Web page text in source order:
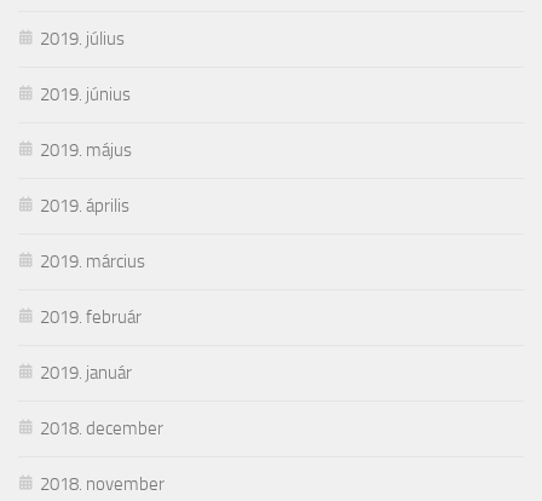
2019. július
2019. június
2019. május
2019. április
2019. március
2019. február
2019. január
2018. december
2018. november